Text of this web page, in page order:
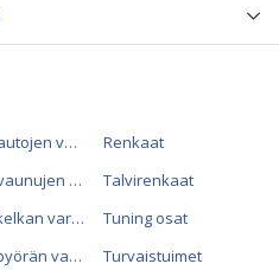
Matkailuautojen varaosat
Matkailuvaunujen varaosat
Moottorikelkan varaosat
Moottoripyörän varaosat
Renkaat
Talvirenkaat
Tuning osat
Turvaistuimet